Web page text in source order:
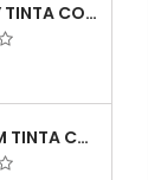
PFI-050 Y TINTA COMPATÍVEL AMARELO
PFI-050 M TINTA COMPATÍVEL MAGENTA